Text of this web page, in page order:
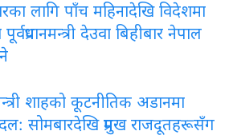
लागि पाँच महिनादेखि विदेशमा
देउवा बिहीबार नेपाल
शाहको कूटनीतिक अडानमा
सोमबारदेखि प्रमुख राजदूतहरूसँग